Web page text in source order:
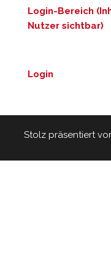
Login-Bereich
Nutzer sichtbar)
Login
Stolz präsentiert